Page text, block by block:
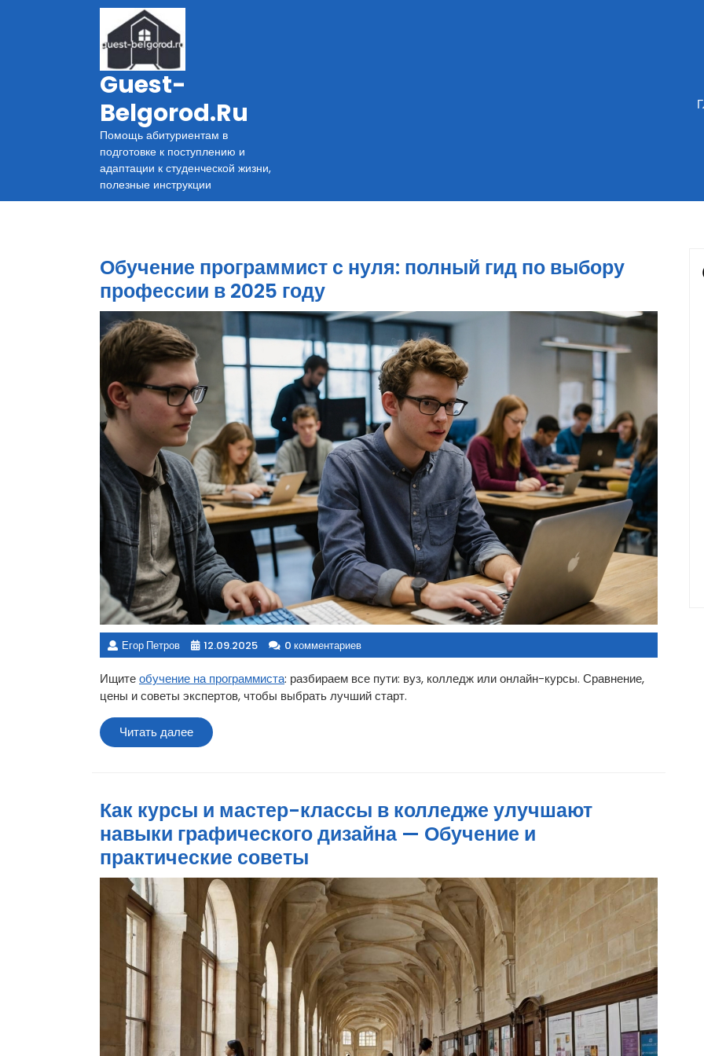
Guest-
Belgorod.ru
Помощь абитуриентам в
подготовке к поступлению и
адаптации к студенческой жизни,
полезные инструкции
Обучение программист с нуля: полный гид по выбору
профессии в 2025 году
Егор Петров 12.09.2025 0 комментариев
Ищитеобучение на программиста: разбираем все пути: вуз, колледж или онлайн-курсы. Сравнение,
цены и советы экспертов, чтобы выбрать лучший старт.
Читать далееЧитать
далее
Как курсы и мастер-классы в колледже улучшают
навыки графического дизайна — Обучение и
практические советы